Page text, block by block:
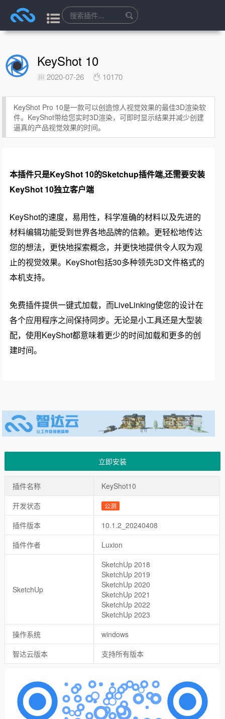
KeyShot 10
2020-07-26 10170
KeyShot Pro 10是一款可以创造惊人视觉效果的最佳3D渲染软
件。KeyShot带给您实时3D渲染，可即时显示结果并减少创建
逼真的产品视觉效果的时间。
本插件只是KeyShot 10的Sketchup插件端,还需要安装
KeyShot 10独立客户端
KeyShot的速度，易用性，科学准确的材料以及先进的
材料编辑功能受到世界各地品牌的信赖。更轻松地传达
您的想法，更快地探索概念，并更快地提供令人叹为观
止的视觉效果。KeyShot包括30多种领先3D文件格式的
本机支持。
免费插件提供一键式加载，而LiveLinking使您的设计在
各个应用程序之间保持同步。无论是小工具还是大型装
配，使用KeyShot都意味着更少的时间加载和更多的创
建时间。
立即安装
插件名称
KeyShot10
开发状态
公测
插件版本
10.1.2_20240408
插件作者
Luxion
SketchUp
SketchUp 2018
SketchUp 2019
SketchUp 2020
SketchUp 2021
SketchUp 2022
SketchUp 2023
操作系统
windows
智达云版本
支持所有版本